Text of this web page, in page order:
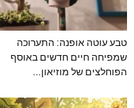
טבע עוטה אופנה: התערוכה
שמפיחה חיים חדשים באוסף
הפוחלצים של מוזיאון...